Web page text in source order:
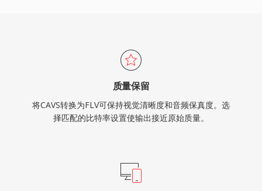
质量保留
将CAVS转换为FLV可保持视觉清晰度和音频保真度。选
择匹配的比特率设置使输出接近原始质量。